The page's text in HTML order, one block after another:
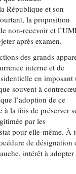
République et son
la proposition
non-recevoir et
après examen.
des grands
interne et de
en imposant
souvent à
l’adoption de ce
la fois de préserver
par les
pour elle-même. À
de désignation
intérêt à adopter